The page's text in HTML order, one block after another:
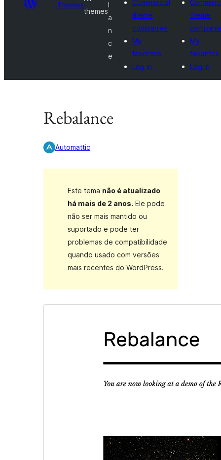
Themes
themes
l
a
n
c
e
Commercial
theme
companies
My
favorites
Log in
theme
My
favorites
Log in
Rebalance
Automattic
Este tema não é atualizado
há mais de 2 anos. Ele pode
não ser mais mantido ou
suportado e pode ter
problemas de compatibilidade
quando usado com versões
mais recentes do WordPress.